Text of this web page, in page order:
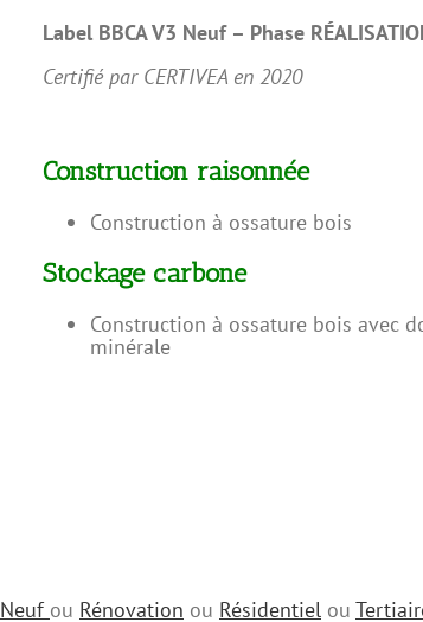
Label BBCA V3 Neuf – Phase
Certifié par CERTIVEA en 2020
Construction raisonnée
Construction à ossature bois
Stockage carbone
Construction à ossature bois avec
minérale
Neuf ou Rénovation ou Résidentiel ou